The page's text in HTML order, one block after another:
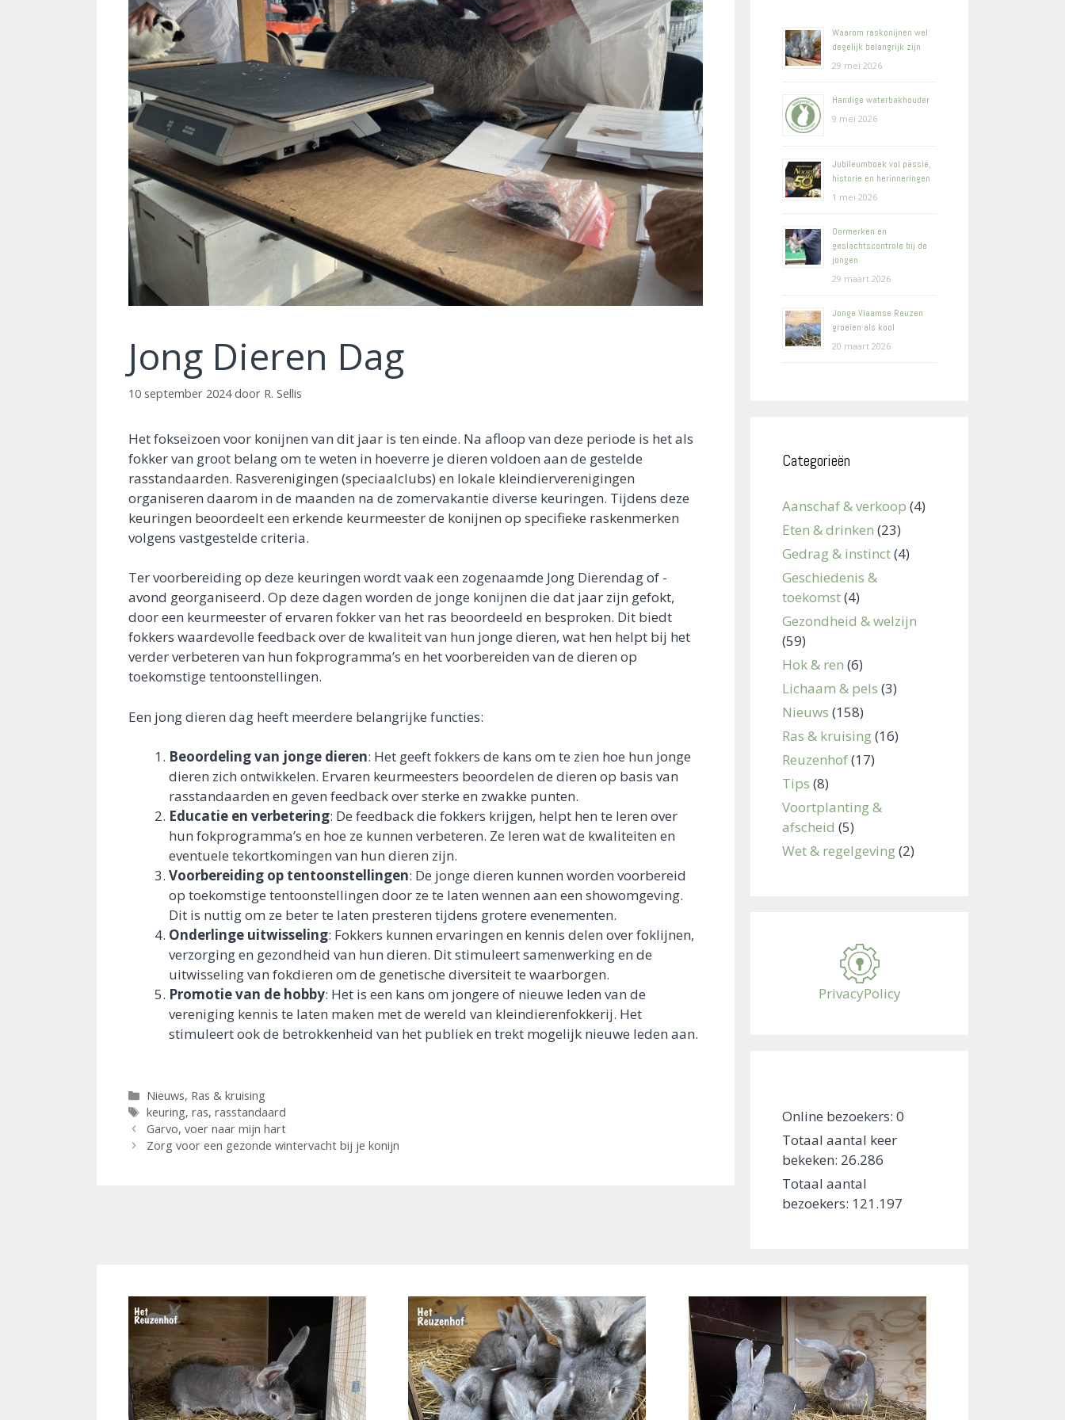
Jong Dieren Dag
10 september 2024 door R. Sellis
Het fokseizoen voor konijnen van dit jaar is ten einde. Na afloop van deze periode is het als
fokker van groot belang om te weten in hoeverre je dieren voldoen aan de gestelde
rasstandaarden. Rasverenigingen (speciaalclubs) en lokale kleindierverenigingen
organiseren daarom in de maanden na de zomervakantie diverse keuringen. Tijdens deze
keuringen beoordeelt een erkende keurmeester de konijnen op specifieke raskenmerken
volgens vastgestelde criteria.
Ter voorbereiding op deze keuringen wordt vaak een zogenaamde Jong Dierendag of -
avond georganiseerd. Op deze dagen worden de jonge konijnen die dat jaar zijn gefokt,
door een keurmeester of ervaren fokker van het ras beoordeeld en besproken. Dit biedt
fokkers waardevolle feedback over de kwaliteit van hun jonge dieren, wat hen helpt bij het
verder verbeteren van hun fokprogramma’s en het voorbereiden van de dieren op
toekomstige tentoonstellingen.
Een jong dieren dag heeft meerdere belangrijke functies:
Beoordeling van jonge dieren: Het geeft fokkers de kans om te zien hoe hun jonge
dieren zich ontwikkelen. Ervaren keurmeesters beoordelen de dieren op basis van
rasstandaarden en geven feedback over sterke en zwakke punten.
Educatie en verbetering: De feedback die fokkers krijgen, helpt hen te leren over
hun fokprogramma’s en hoe ze kunnen verbeteren. Ze leren wat de kwaliteiten en
eventuele tekortkomingen van hun dieren zijn.
Voorbereiding op tentoonstellingen: De jonge dieren kunnen worden voorbereid
op toekomstige tentoonstellingen door ze te laten wennen aan een showomgeving.
Dit is nuttig om ze beter te laten presteren tijdens grotere evenementen.
Onderlinge uitwisseling: Fokkers kunnen ervaringen en kennis delen over foklijnen,
verzorging en gezondheid van hun dieren. Dit stimuleert samenwerking en de
uitwisseling van fokdieren om de genetische diversiteit te waarborgen.
Promotie van de hobby: Het is een kans om jongere of nieuwe leden van de
vereniging kennis te laten maken met de wereld van kleindierenfokkerij. Het
stimuleert ook de betrokkenheid van het publiek en trekt mogelijk nieuwe leden aan.
Categorieën
Nieuws, Ras & kruising
Tags
keuring,ras,rasstandaard
Garvo, voer naar mijn hart
Zorg voor een gezonde wintervacht bij je konijn
Waarom raskonijnen wel
degelijk belangrijk zijn
29 mei 2026
Handige waterbakhouder
9 mei 2026
Jubileumboek vol passie,
historie en herinneringen
1 mei 2026
Oormerken en
geslachtscontrole bij de
jongen
29 maart 2026
Jonge Vlaamse Reuzen
groeien als kool
20 maart 2026
Categorieën
Aanschaf & verkoop (4)
Eten & drinken (23)
Gedrag & instinct(4)
Geschiedenis &
toekomst(4)
Gezondheid & welzijn
(59)
Hok & ren (6)
Lichaam & pels (3)
Nieuws (158)
Ras & kruising(16)
Reuzenhof(17)
Tips (8)
Voortplanting &
afscheid (5)
Wet & regelgeving(2)
PrivacyPolicy
Online bezoekers: 0
Totaal aantal keer
bekeken: 26.286
Totaal aantal
bezoekers: 121.197